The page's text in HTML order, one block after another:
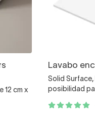
12 cm x
Lavabo
Solid
posibilidad